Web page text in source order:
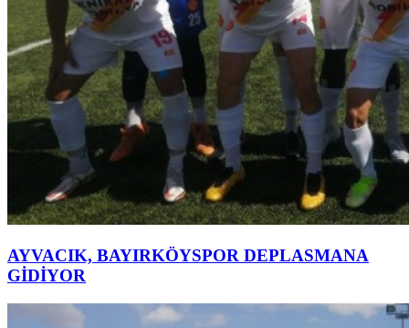
AYVACIK, BAYIRKÖYSPOR DEPLASMANA
GİDİYOR